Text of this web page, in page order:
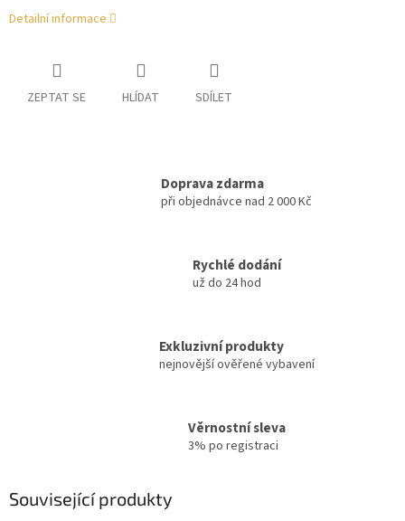
Detailní informace
ZEPTAT SE HLÍDAT SDÍLET
Doprava zdarma
při objednávce nad 2 000 Kč
Rychlé dodání
už do 24 hod
Exkluzivní produkty
nejnovější ověřené vybavení
Věrnostní sleva
3% po registraci
Související produkty